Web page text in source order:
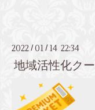
2022 / 01 / 14 22:34
地域活性化ク